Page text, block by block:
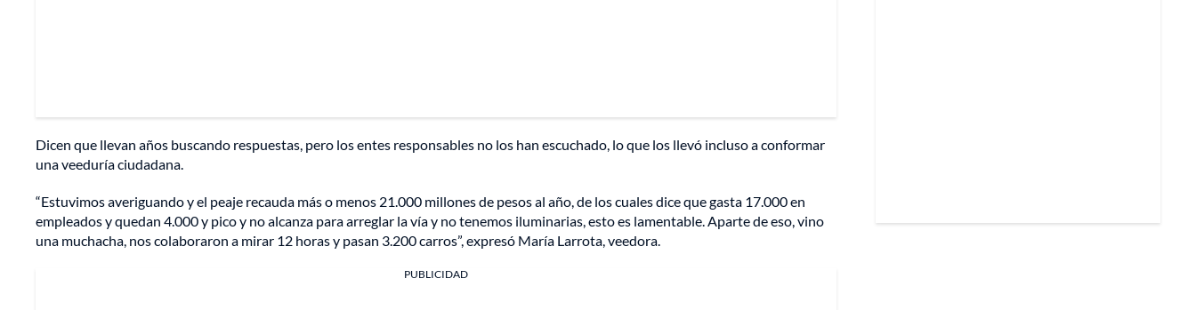
Dicen que llevan años buscando respuestas, pero los entes responsables no los han escuchado, lo que los llevó incluso a conformar
una veeduría ciudadana.
“Estuvimos averiguando y el peaje recauda más o menos 21.000 millones de pesos al año, de los cuales dice que gasta 17.000 en
empleados y quedan 4.000 y pico y no alcanza para arreglar la vía y no tenemos iluminarias, esto es lamentable. Aparte de eso, vino
una muchacha, nos colaboraron a mirar 12 horas y pasan 3.200 carros”, expresó María Larrota, veedora.
PUBLICIDAD